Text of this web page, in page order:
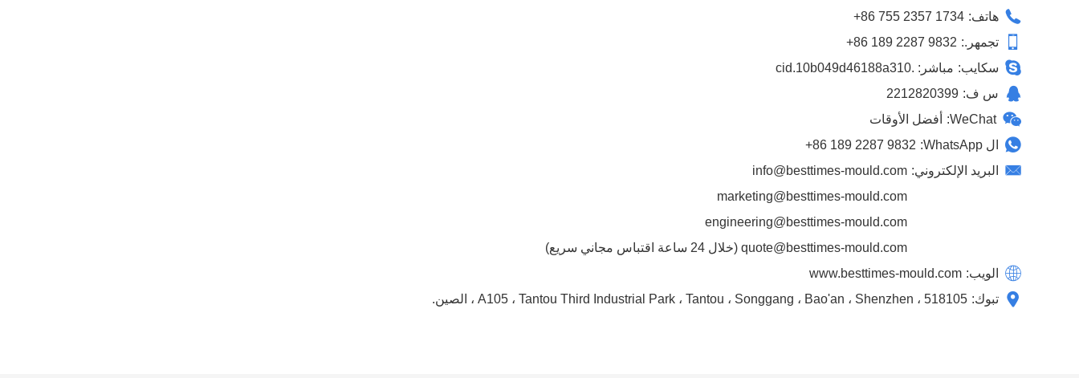
هاتف: +86 755 2357 1734
تجمهر.: +86 189 2287 9832
سكايب: مباشر: .cid.10b049d46188a310
س ف: 2212820399
WeChat:
أفضل الأوقات
ال WhatsApp:
+86 189 2287 9832
البريد الإلكتروني: info@besttimes-mould.com
marketing@besttimes-mould.com
engineering@besttimes-mould.com
quote@besttimes-mould.com (خلال 24 ساعة اقتباس مجاني سريع)
الويب: www.besttimes-mould.com
تبوك: A105 ، Tantou Third Industrial Park ، Tantou ، Songgang ، Bao'an ، Shenzhen ، 518105 ، الصين.